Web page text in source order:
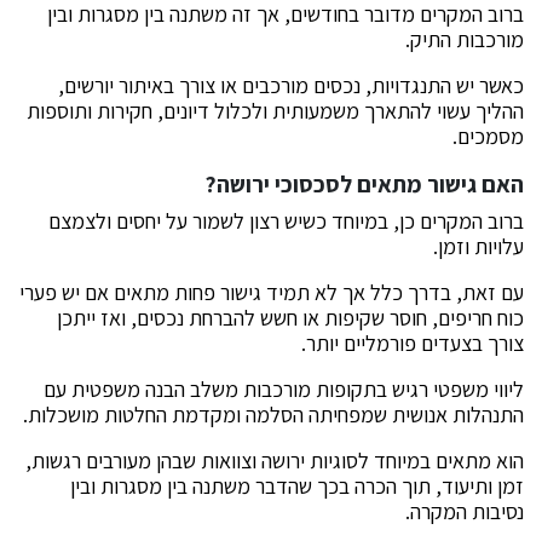
ברוב המקרים מדובר בחודשים, אך זה משתנה בין מסגרות ובין
מורכבות התיק.
כאשר יש התנגדויות, נכסים מורכבים או צורך באיתור יורשים,
ההליך עשוי להתארך משמעותית ולכלול דיונים, חקירות ותוספות
מסמכים.
האם גישור מתאים לסכסוכי ירושה?
ברוב המקרים כן, במיוחד כשיש רצון לשמור על יחסים ולצמצם
עלויות וזמן.
עם זאת, בדרך כלל אך לא תמיד גישור פחות מתאים אם יש פערי
כוח חריפים, חוסר שקיפות או חשש להברחת נכסים, ואז ייתכן
צורך בצעדים פורמליים יותר.
ליווי משפטי רגיש בתקופות מורכבות משלב הבנה משפטית עם
התנהלות אנושית שמפחיתה הסלמה ומקדמת החלטות מושכלות.
הוא מתאים במיוחד לסוגיות ירושה וצוואות שבהן מעורבים רגשות,
זמן ותיעוד, תוך הכרה בכך שהדבר משתנה בין מסגרות ובין
נסיבות המקרה.